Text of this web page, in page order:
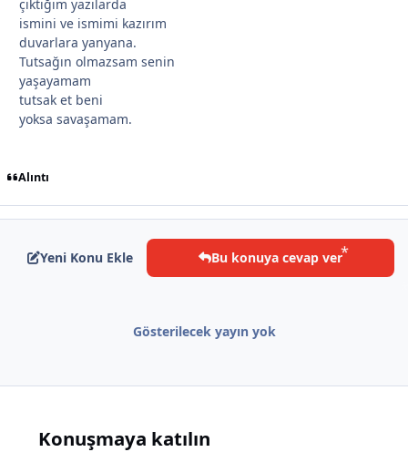
çıktığım yazılarda
ismini ve ismimi kazırım
duvarlara yanyana.
Tutsağın olmazsam senin
yaşayamam
tutsak et beni
yoksa savaşamam.
Alıntı
Yeni Konu Ekle Bu konuya cevap ver
Gösterilecek yayın yok
Konuşmaya katılın
*